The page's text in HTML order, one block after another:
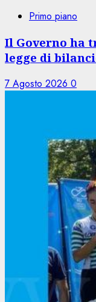
Primo piano
Il Governo ha
legge di
7 Agosto 2026 0